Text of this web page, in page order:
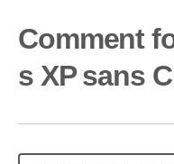
Comment
s XP sans